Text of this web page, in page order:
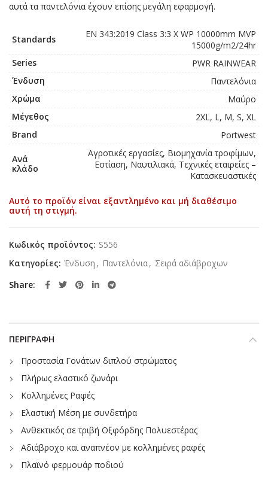
αυτά τα παντελόνια έχουν επίσης μεγάλη εφαρμογή.
Standards
EN 343:2019 Class 3:3 X WP 10000mm MVP
15000g/m2/24hr
Series
PWR RAINWEAR
Ένδυση
Παντελόνια
Χρώμα
Μαύρο
Μέγεθος
2XL, L, M, S, XL
Brand
Portwest
Ανά
κλάδο
Αγροτικές εργασίες, Βιομηχανία τροφίμων,
Εστίαση, Ναυτιλιακά, Τεχνικές εταιρείες –
Κατασκευαστικές
Αυτό το προϊόν είναι εξαντλημένο και μή διαθέσιμο
αυτή τη στιγμή.
Κωδικός προϊόντος: S556
Κατηγορίες: Ένδυση , Παντελόνια, Σειρά αδιάβροχων
Share
ΠΕΡΙΓΡΑΦΉ
Προστασία Γονάτων διπλού στρώματος
Πλήρως ελαστικό ζωνάρι
Κολλημένες Ραφές
Ελαστική Μέση με συνδετήρα
Ανθεκτικός σε τριβή Οξφόρδης Πολυεστέρας
Αδιάβροχο και αναπνέον με κολλημένες ραφές
Πλαϊνό φερμουάρ ποδιού